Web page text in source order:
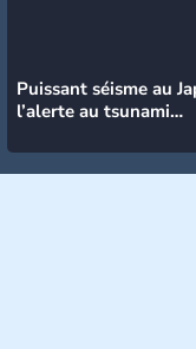
Puissant séisme au
l’alerte au tsunami